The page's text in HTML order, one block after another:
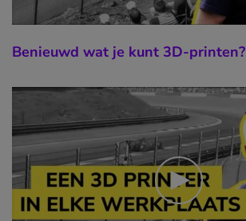
Benieuwd wat je kunt 3D-printen?